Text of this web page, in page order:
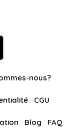
nous?
CGU
Blog FAQ